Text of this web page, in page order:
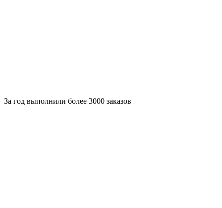
За год выполнили более 3000 заказов